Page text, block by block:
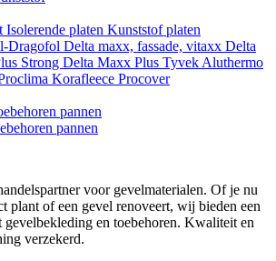
Isolerende platen Kunststof platen
Dragofol Delta maxx, fassade, vitaxx Delta
Strong Delta Maxx Plus Tyvek Aluthermo
Korafleece Procover
pannen
pannen
voor gevelmaterialen. Of je nu
plant of een gevel renoveert, wij bieden een
gevelbekleding en toebehoren. Kwaliteit en
verzekerd.